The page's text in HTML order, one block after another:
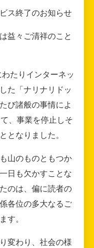
ス終了のお知らせ
益々ご清祥のこと
たりインターネッ
た「ナリナリドッ
び諸般の事情によ
、事業を停止しそ
となりました。
山のものともつか
日も欠かすことな
のは、偏に読者の
各位の多大なるご
す。
変わり、社会の様